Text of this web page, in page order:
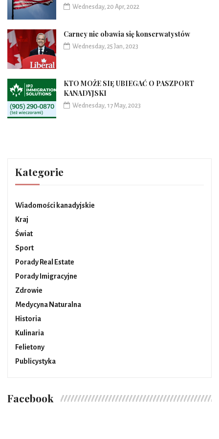
Wednesday, 20 Apr, 2022
Carney nie obawia się konserwatystów
Wednesday, 25 Jan, 2023
KTO MOŻE SIĘ UBIEGAĆ O PASZPORT
KANADYJSKI
Wednesday, 17 May, 2023
Kategorie
Wiadomości kanadyjskie
Kraj
Świat
Sport
Porady Real Estate
Porady Imigracyjne
Zdrowie
Medycyna Naturalna
Historia
Kulinaria
Felietony
Publicystyka
Facebook